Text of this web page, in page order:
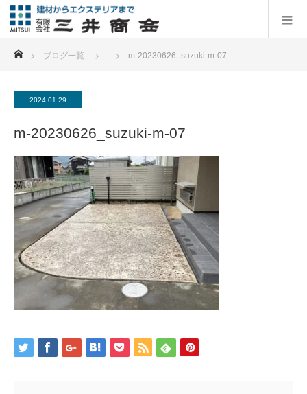
ブログ一覧 m-20230626_suzuki-m-07
2024.01.29
m-20230626_suzuki-m-07